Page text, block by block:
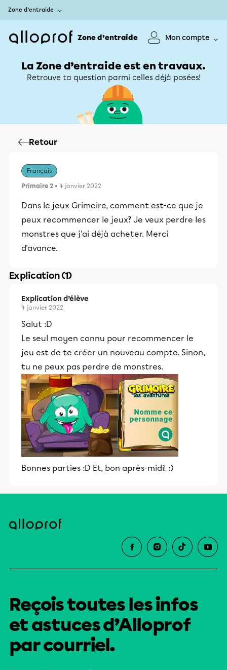
Zone d’entraide
Zone d’entraide Mon compte
La Zone d’entraide est en travaux.
Retrouve ta question parmi celles déjà posées!
Retour
Français
Primaire 2 • 4 janvier 2022
Dans le jeux Grimoire, comment est-ce que je
peux recommencer le jeux? Je veux perdre les
monstres que j'ai déjà acheter. Merci
d'avance.
Explication (1)
Explication d’élève
4 janvier 2022
Salut :D
Le seul moyen connu pour recommencer le
jeu est de te créer un nouveau compte. Sinon,
tu ne peux pas perdre de monstres.
Bonnes parties :D Et, bon après-midi! :)
Reçois toutes les infos
et astuces d’Alloprof
par courriel.